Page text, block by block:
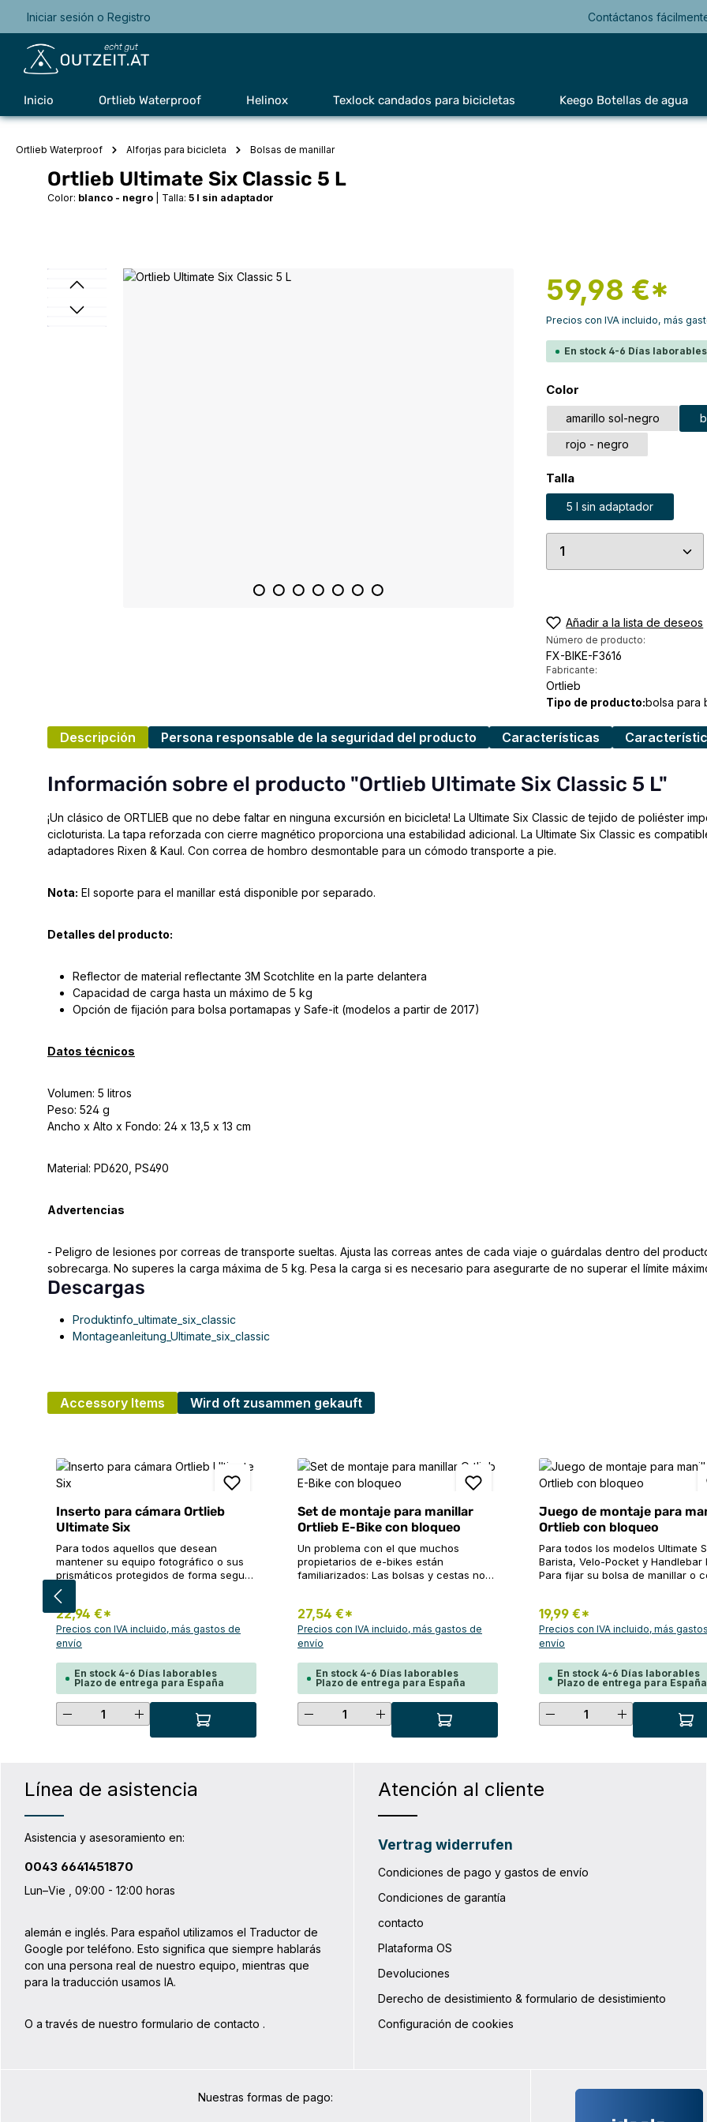
Saltar a la navegación principal
Iniciar sesión o Registro Contáctanos
Inicio Ortlieb Waterproof Helinox Texlock candados para bicicletas Keego Botellas de agua
Ortlieb Waterproof Alforjas para bicicleta Bolsas de manillar
Ortlieb Ultimate Six Classic 5 L
Color: blanco - negro Talla: 5 l sin adaptador
Omitir galería de imágenes 59,98 €*
Precios con IVA incluido, más
En stock 4-6 Días
Seleccione
Color
amarillo sol-negro
rojo - negro
Seleccione
Talla
5 l sin adaptador
Cantidad del
Añadir a la lista de deseos
Número de producto:
FX-BIKE-F3616
Fabricante:
Ortlieb
Tipo de producto:bolsa para
Descripción Persona responsable de la seguridad del producto Características
Información sobre el producto "Ortlieb Ultimate Six Classic 5 L"
¡Un clásico de ORTLIEB que no debe faltar en ninguna excursión en bicicleta! La Ultimate Six Classic de tejido de poliéster
cicloturista. La tapa reforzada con cierre magnético proporciona una estabilidad adicional. La Ultimate Six Classic es
adaptadores Rixen & Kaul. Con correa de hombro desmontable para un cómodo transporte a pie.
Nota: El soporte para el manillar está disponible por separado.
Detalles del producto:
Reflector de material reflectante 3M Scotchlite en la parte delantera
Capacidad de carga hasta un máximo de 5 kg
Opción de fijación para bolsa portamapas y Safe-it (modelos a partir de 2017)
Datos técnicos
Volumen: 5 litros
Peso: 524 g
Ancho x Alto x Fondo: 24 x 13,5 x 13 cm
Material: PD620, PS490
Advertencias
- Peligro de lesiones por correas de transporte sueltas. Ajusta las correas antes de cada viaje o guárdalas dentro del
sobrecarga. No superes la carga máxima de 5 kg. Pesa la carga si es necesario para asegurarte de no superar el límite
Descargas
Produktinfo_ultimate_six_classic
Montageanleitung_Ultimate_six_classic
Accessory Items Wird oft zusammen gekauft
Inserto para cámara Ortlieb
Ultimate Six
Para todos aquellos que desean
mantener su equipo fotográfico o sus
prismáticos protegidos de forma segura
"delante del pecho". El inserto
fotográfico de nailon acolchado se
inserta simplemente en los modelos
Ultimate2-5 y Ultimate Six (6,5, 7 y 8,5
L) y transforma la bolsa de manillar en
que se puede guardar perfectamente el
equipo fotográfico, de vídeo u óptico.
Detalles del producto: Organización
interior variable Base reforzada
Especificaciones técnicas Peso: 190
gAn x al x pr: 24 x 17 x 14 cmMaterial:
22,94 €*
Precios con IVA incluido, más gastos de
envío
En stock 4-6 Días laborables
Plazo de entrega para España
Cantidad del producto: introduce la cantidad deseada o usa los
Set de montaje para manillar
Ortlieb E-Bike con bloqueo
Un problema con el que muchos
propietarios de e-bikes están
familiarizados: Las bolsas y cestas no
centro del manillar. El set de montaje
para e-bike de ORTLIEB ofrece una
solución elegante a este problema sin
con cerradura se monta en el manillar
mediante la sujeción por cable de
eficacia probada. Permite la fijación a
prueba de robos de bolsas y cestas de
manillar ORTLIEB en combinación con
los displays para e-bikes y puede
instrucciones de montaje). Detalles del
manillar hasta 31,8 mm Llave en dos
productos Rixen&Kaul (sistema
KLICKfix) Las bolsas pueden fijarse al
manillar mediante el cierre integrado
rodado gracias a la lámina reflectante
27,54 €*
Precios con IVA incluido, más gastos de
envío
En stock 4-6 Días laborables
Plazo de entrega para España
Cantidad del producto: introduce la
Juego de montaje para
Ortlieb con bloqueo
Para todos los modelos Ultimate
Barista, Velo-Pocket y Handlebar
Para fijar su bolsa de manillar o
manillar con cerradura también
disponible por separado. Lo ideal
que anote el número de la llave,
bloque de montaje con cerradura
cable y tornillos 2x llaves
19,99 €*
Precios con IVA incluido, más
envío
En stock 4-6 Días laborables
Plazo de entrega para España
Cantidad del
Línea de asistencia
Asistencia y asesoramiento en:
0043 6641451870
Lun–Vie , 09:00 - 12:00 horas
alemán e inglés. Para español utilizamos el Traductor de
Google por teléfono. Esto significa que siempre hablarás
con una persona real de nuestro equipo, mientras que
para la traducción usamos IA.
O a través de nuestro formulario de contacto .
Atención al cliente
Vertrag widerrufen
Condiciones de pago y gastos de envío
Condiciones de garantía
contacto
Plataforma OS
Devoluciones
Derecho de desistimiento & formulario de desistimiento
Configuración de cookies
Nuestras formas de pago: